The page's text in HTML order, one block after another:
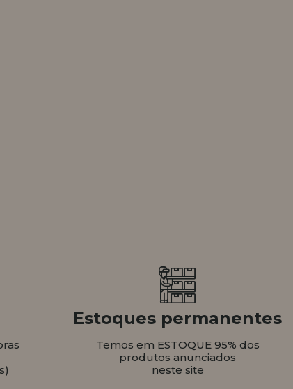
Estoques permanentes
Temos em ESTOQUE 95% dos
produtos anunciados
neste site